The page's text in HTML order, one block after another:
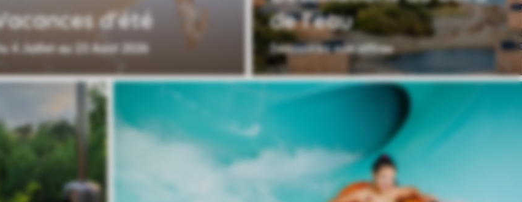
d'été
4 Juillet au 23 Août 2026
de l'eau
Découvrez nos offres